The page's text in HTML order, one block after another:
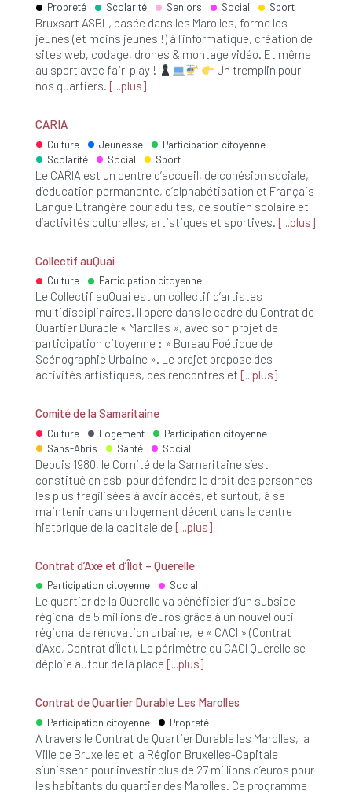
Propreté
Scolarité Seniors Social Sport
Bruxsart ASBL, basée dans les Marolles, forme les
jeunes (et moins jeunes !) à l’informatique, création de
sites web, codage, drones & montage vidéo. Et même
au sport avec fair-play !
Un tremplin pour
nos quartiers.
plus
CARIA
Culture Jeunesse
Participation citoyenne
Scolarité
Social Sport
Le CARIA est un centre d’accueil, de cohésion sociale,
d’éducation permanente, d’alphabétisation et Français
Langue Etrangère pour adultes, de soutien scolaire et
d’activités culturelles, artistiques et sportives.
plus
Collectif auQuai
Culture Participation citoyenne
Le Collectif auQuai est un collectif d’artistes
multidisciplinaires. Il opère dans le cadre du Contrat de
Quartier Durable « Marolles », avec son projet de
participation citoyenne : » Bureau Poétique de
Scénographie Urbaine ». Le projet propose des
activités artistiques, des rencontres et
plus
Comité de la Samaritaine
Culture Logement
Participation citoyenne
Sans-Abris
Santé Social
Depuis 1980, le Comité de la Samaritaine s’est
constitué en asbl pour défendre le droit des personnes
les plus fragilisées à avoir accès, et surtout, à se
maintenir dans un logement décent dans le centre
historique de la capitale de
plus
Contrat d’Axe et d’Îlot – Querelle
Participation citoyenne Social
Le quartier de la Querelle va bénéficier d’un subside
régional de 5 millions d’euros grâce à un nouvel outil
régional de rénovation urbaine, le « CACI » (Contrat
d’Axe, Contrat d’Îlot). Le périmètre du CACI Querelle se
déploie autour de la place
plus
Contrat de Quartier Durable Les Marolles
Participation citoyenne Propreté
A travers le Contrat de Quartier Durable les Marolles, la
Ville de Bruxelles et la Région Bruxelles-Capitale
s’unissent pour investir plus de 27 millions d’euros pour
les habitants du quartier des Marolles. Ce programme